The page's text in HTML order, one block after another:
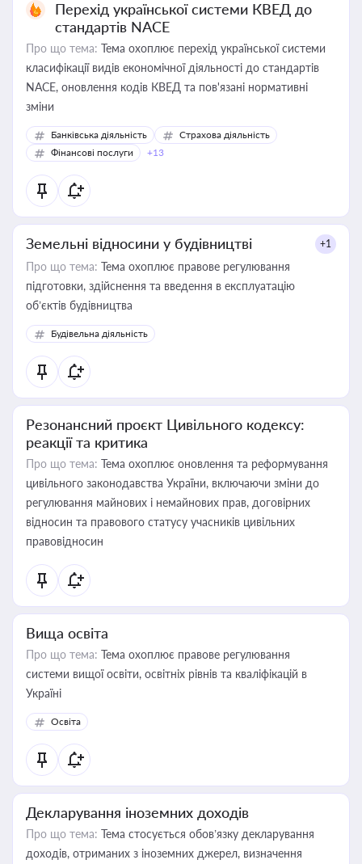
Перехід української системи КВЕД до
стандартів NACE
Про що тема: Тема охоплює перехід української системи
класифікації видів економічної діяльності до стандартів
NACE, оновлення кодів КВЕД та пов'язані нормативні
зміни
Банківська діяльність
Страхова діяльність
Фінансові послуги
+13
Земельні відносини у будівництві +1
Про що тема: Тема охоплює правове регулювання
підготовки, здійснення та введення в експлуатацію
об’єктів будівництва
Будівельна діяльність
Резонансний проєкт Цивільного кодексу:
реакції та критика
Про що тема: Тема охоплює оновлення та реформування
цивільного законодавства України, включаючи зміни до
регулювання майнових і немайнових прав, договірних
відносин та правового статусу учасників цивільних
правовідносин
Вища освіта
Про що тема: Тема охоплює правове регулювання
системи вищої освіти, освітніх рівнів та кваліфікацій в
Україні
Освіта
Декларування іноземних доходів
Про що тема: Тема стосується обов’язку декларування
доходів, отриманих з іноземних джерел, визначення